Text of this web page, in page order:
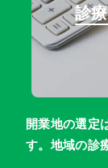
診
開業地の選定
す。地域の診